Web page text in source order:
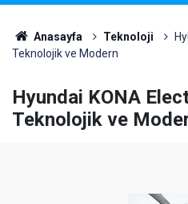
Anasayfa Teknoloji
Teknolojik ve Modern
Hyundai KONA
Teknolojik ve